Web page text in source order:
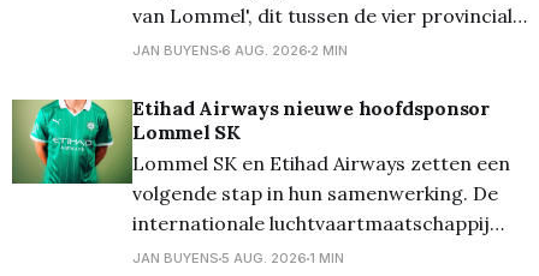
van Lommel', dit tussen de vier provinciale
Lommelse clubs. Vanavond stonden op het
op het programma. En daarbij kwam
Verbroedering uit tegen Grenstrappers
Kolonie, en werd het 1-1,
JAN BUYENS 6 AUG. 2026 2 MIN
Etihad Airways nieuwe hoofdsponsor
Lommel SK
Lommel SK en Etihad Airways zetten een
volgende stap in hun samenwerking. De
internationale luchtvaartmaatschappij
wordt vanaf het seizoen 2026/27 de
JAN BUYENS 5 AUG. 2026 1 MIN